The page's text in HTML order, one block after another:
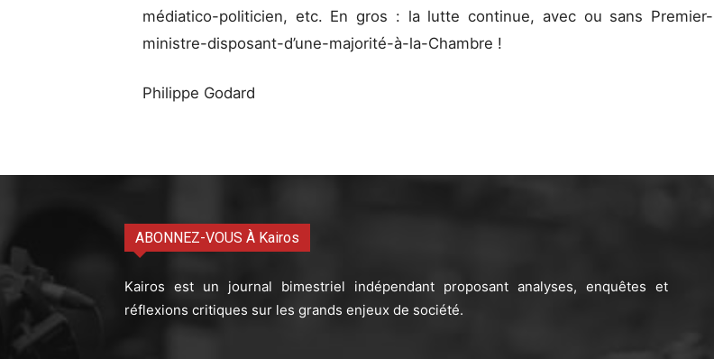
médiatico-politicien, etc. En gros : la lutte continue, avec ou sans Premier-
ministre-disposant-d’une-majorité-à-la-Chambre !
Philippe Godard
ABONNEZ-VOUS À Kairos
Kairos est un journal bimestriel indépendant proposant analyses, enquêtes et
réflexions critiques sur les grands enjeux de société.